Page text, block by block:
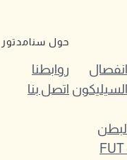
انفصال
طريقة الشريحة FUT
حول سنامدتور
روابطنا
اتصل بنا